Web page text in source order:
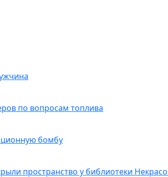
по вопросам топлива
бомбу
пространство у библиотеки